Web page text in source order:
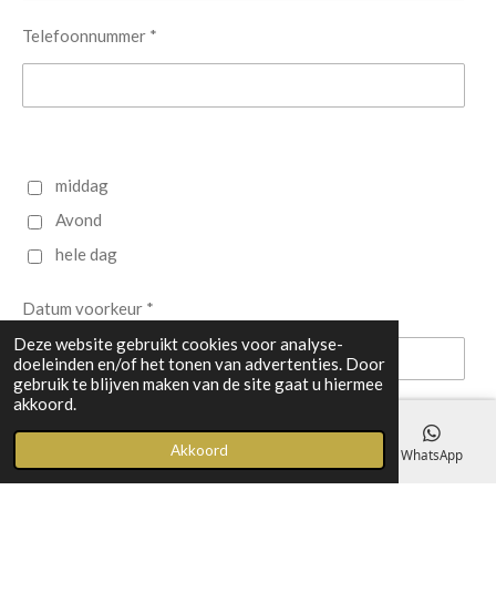
Deze website gebruikt cookies voor analyse-
doeleinden en/of het tonen van advertenties. Door
gebruik te blijven maken van de site gaat u hiermee
akkoord.
Akkoord
Telefoonnummer *
middag
Avond
hele dag
Datum voorkeur *
Telefoonnummer WhatsApp